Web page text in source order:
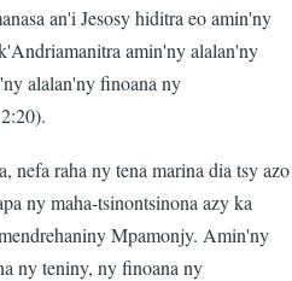
an'i Jesosy hiditra eo amin'ny
amin'ny alalan'ny
alalan'ny finoana ny
nefa raha ny tena marina dia tsy azo
ny maha-tsinontsinona azy ka
Mpamonjy. Amin'ny
ny teniny, ny finoana ny